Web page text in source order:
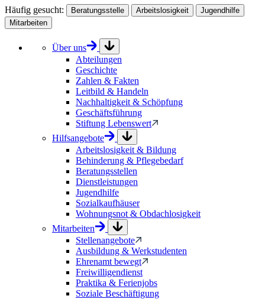
Häufig gesucht: Beratungsstelle Arbeitslosigkeit
Jugendhilfe
Mitarbeiten
Über uns
Abteilungen
Geschichte
Zahlen & Fakten
Leitbild & Handeln
Nachhaltigkeit & Schöpfung
Geschäftsführung
Stiftung Lebenswert
Hilfsangebote
Arbeitslosigkeit & Bildung
Behinderung & Pflegebedarf
Beratungsstellen
Dienstleistungen
Jugendhilfe
Sozialkaufhäuser
Wohnungsnot & Obdachlosigkeit
Mitarbeiten
Stellenangebote
Ausbildung & Werkstudenten
Ehrenamt bewegt
Freiwilligendienst
Praktika & Ferienjobs
Soziale Beschäftigung